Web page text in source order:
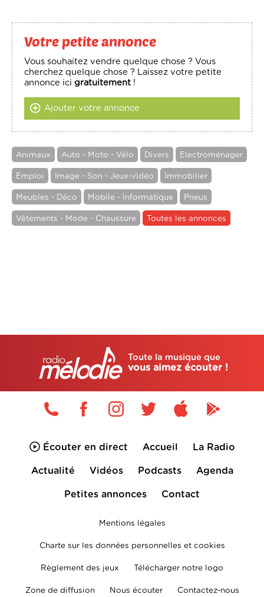
Votre petite annonce
Vous souhaitez vendre quelque chose ? Vous
cherchez quelque chose ? Laissez votre petite
annonce icigratuitement !
Ajouter votre annonce
Animaux Auto - Moto - Vélo Divers Electroménager
Emploi Image - Son - Jeux-vidéo Immobilier
Meubles - Déco Mobile - Informatique Pneus
Vêtements - Mode - Chaussure Toutes les annonces
Toute la musique que
vous aimez écouter !
Écouter en direct Accueil La Radio
Actualité Vidéos Podcasts Agenda
Petites annonces Contact
Mentions légales
Charte sur les données personnelles et cookies
Règlement des jeux Télécharger notre logo
Zone de diffusion Nous écouter Contactez-nous